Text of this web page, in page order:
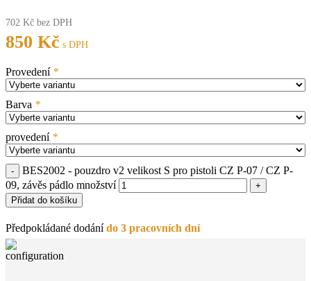
702 Kč bez DPH
850 Kč s DPH
Provedení *
Barva *
provedení *
BES2002 - pouzdro v2 velikost S pro pistoli CZ P-07 / CZ P-
09, závěs pádlo množství
Přidat do košíku
Předpokládané dodánído 3 pracovních dní